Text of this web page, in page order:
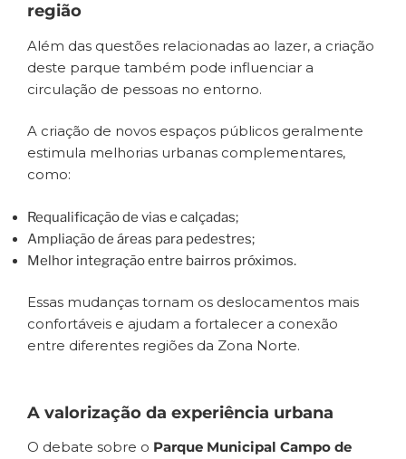
região
Além das questões relacionadas ao lazer, a criação
deste parque também pode influenciar a
circulação de pessoas no entorno.
A criação de novos espaços públicos geralmente
estimula melhorias urbanas complementares,
como:
Requalificação de vias e calçadas;
Ampliação de áreas para pedestres;
Melhor integração entre bairros próximos.
Essas mudanças tornam os deslocamentos mais
confortáveis e ajudam a fortalecer a conexão
entre diferentes regiões da Zona Norte.
A valorização da experiência urbana
O debate sobre o Parque Municipal Campo de